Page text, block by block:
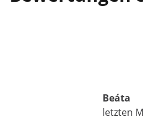
Beáta
letzten